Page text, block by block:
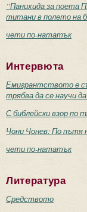
“Панихида за поета
титани в полето на
чети по-нататък
Интервюта
Емигрантството е
трябва да се научи
С библейски взор по
Чони Чонев: По пътя
чети по-нататък
Литература
Средството